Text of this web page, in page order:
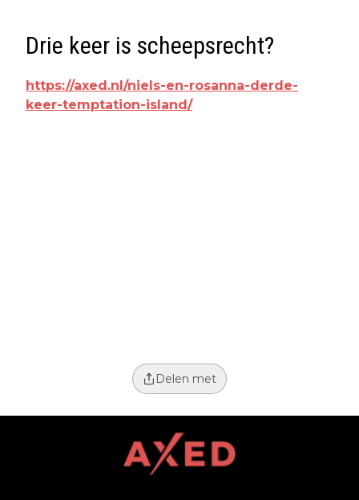
Drie keer is scheepsrecht?
https://axed.nl/niels-en-rosanna-derde-
keer-temptation-island/
Delen met